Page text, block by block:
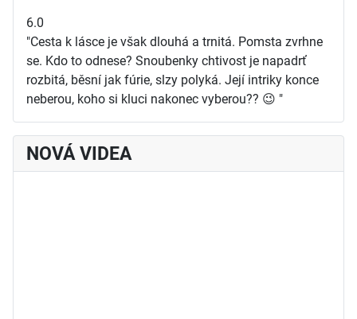
6.0
"Cesta k lásce je však dlouhá a trnitá. Pomsta zvrhne
se. Kdo to odnese? Snoubenky chtivost je napadrť
rozbitá, běsní jak fúrie, slzy polyká. Její intriky konce
neberou, koho si kluci nakonec vyberou?? 😉 "
NOVÁ VIDEA